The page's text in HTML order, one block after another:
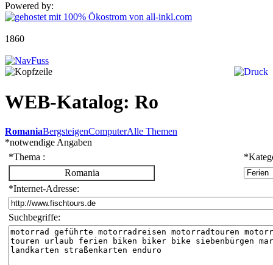
Powered by:
1860
WEB-Katalog: Ro
RomaniaBergsteigenComputerAlle Themen
*notwendige Angaben
*Thema : *
Romania
*Internet-Adresse:
Suchbegriffe: